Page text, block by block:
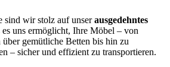
sind wir stolz auf unserausgedehntes
es uns ermöglicht, Ihre Möbel – von
über gemütliche Betten bis hin zu
– sicher und effizient zu transportieren.